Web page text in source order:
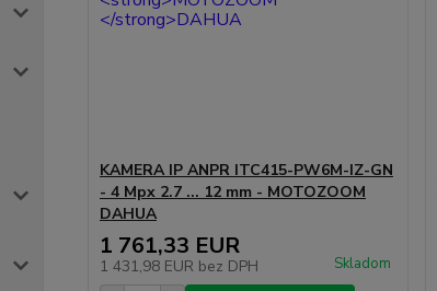
KAMERA IP ANPR ITC415-PW6M-IZ-GN
- 4 Mpx 2.7 ... 12 mm - MOTOZOOM
DAHUA
1 761,33 EUR
1 431,98 EUR bez DPH Skladom